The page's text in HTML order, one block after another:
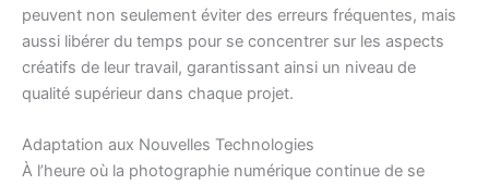
peuvent non seulement éviter des erreurs fréquentes, mais
aussi libérer du temps pour se concentrer sur les aspects
créatifs de leur travail, garantissant ainsi un niveau de
qualité supérieur dans chaque projet.
Adaptation aux Nouvelles Technologies
À l’heure où la photographie numérique continue de se